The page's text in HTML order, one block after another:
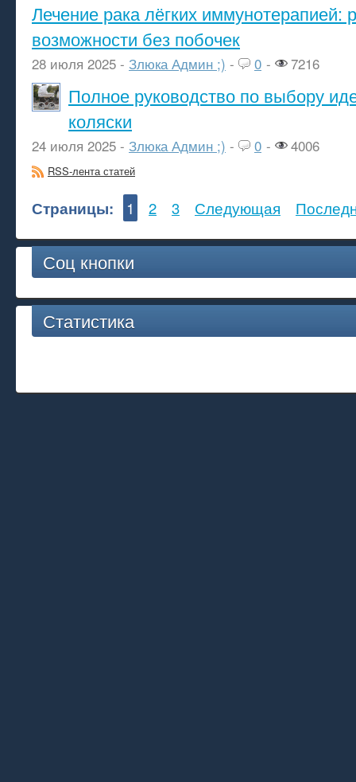
Лечение рака лёгких иммунотерапией:
возможности без побочек
28 июля 2025 - Злюка Админ ;) - 0 - 7216
Полное руководство по выбору
коляски
24 июля 2025 - Злюка Админ ;) - 0 - 4006
RSS-лента статей
Страницы: 1 2 3 Следующая
Соц кнопки
Статистика